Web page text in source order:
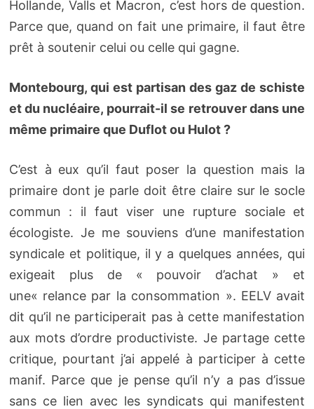
Hollande, Valls et Macron, c’est hors de question.
Parce que, quand on fait une primaire, il faut être
prêt à soutenir celui ou celle qui gagne.
Montebourg, qui est partisan des gaz de schiste
et du nucléaire, pourrait-il se retrouver dans une
même primaire que Duflot ou Hulot ?
C’est à eux qu’il faut poser la question mais la
primaire dont je parle doit être claire sur le socle
commun : il faut viser une rupture sociale et
écologiste. Je me souviens d’une manifestation
syndicale et politique, il y a quelques années, qui
exigeait plus de « pouvoir d’achat » et
une« relance par la consommation ». EELV avait
dit qu’il ne participerait pas à cette manifestation
aux mots d’ordre productiviste. Je partage cette
critique, pourtant j’ai appelé à participer à cette
manif. Parce que je pense qu’il n’y a pas d’issue
sans ce lien avec les syndicats qui manifestent